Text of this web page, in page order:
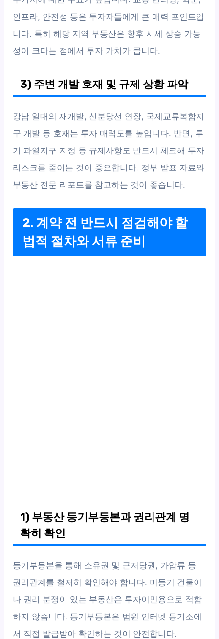
인프라, 안전성 등은 투자자들에게 큰 매력 포인트입
니다. 특히 해당 지역 부동산은 향후 시세 상승 가능
성이 크다는 점에서 투자 가치가 큽니다.
3) 주변 개발 호재 및 규제 상황 파악
강남 일대의 재개발, 신분당선 연장, 국제교류복합지
구 개발 등 호재는 투자 매력도를 높입니다. 반면, 투
기 과열지구 지정 등 규제사항도 반드시 체크해 투자
리스크를 줄이는 것이 중요합니다. 정부 발표 자료와
부동산 전문 리포트를 참고하는 것이 좋습니다.
2. 계약 전 반드시 점검해야 할
법적 절차와 서류 준비
1) 부동산 등기부등본과 권리관계 명
확히 확인
등기부등본을 통해 소유권 및 근저당권, 가압류 등
권리관계를 철저히 확인해야 합니다. 미등기 건물이
나 권리 분쟁이 있는 부동산은 투자이민용으로 적합
하지 않습니다. 등기부등본은 법원 인터넷 등기소에
서 직접 발급받아 확인하는 것이 안전합니다.